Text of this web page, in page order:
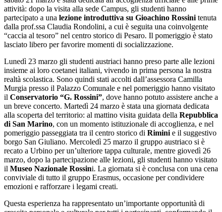
attività: dopo la visita alla sede Campus, gli studenti hanno
partecipato a una lezione introduttiva su Gioachino Rossini tenuta
dalla prof.ssa Claudia Rondolini, a cui è seguita una coinvolgente
“caccia al tesoro” nel centro storico di Pesaro. Il pomeriggio è stato
lasciato libero per favorire momenti di socializzazione.
Lunedì 23 marzo gli studenti austriaci hanno preso parte alle lezioni
insieme ai loro coetanei italiani, vivendo in prima persona la nostra
realtà scolastica. Sono quindi stati accolti dall’assessora Camilla
Murgia presso il Palazzo Comunale e nel pomeriggio hanno visitato
il Conservatorio “G. Rossini”, dove hanno potuto assistere anche a
un breve concerto. Martedì 24 marzo è stata una giornata dedicata
alla scoperta del territorio: al mattino visita guidata della Repubblica
di San Marino, con un momento istituzionale di accoglienza, e nel
pomeriggio passeggiata tra il centro storico di Rimini e il suggestivo
borgo San Giuliano. Mercoledì 25 marzo il gruppo austriaco si è
recato a Urbino per un’ulteriore tappa culturale, mentre giovedì 26
marzo, dopo la partecipazione alle lezioni, gli studenti hanno visitato
il Museo Nazionale Rossini. La giornata si è conclusa con una cena
conviviale di tutto il gruppo Erasmus, occasione per condividere
emozioni e rafforzare i legami creati.
Questa esperienza ha rappresentato un’importante opportunità di